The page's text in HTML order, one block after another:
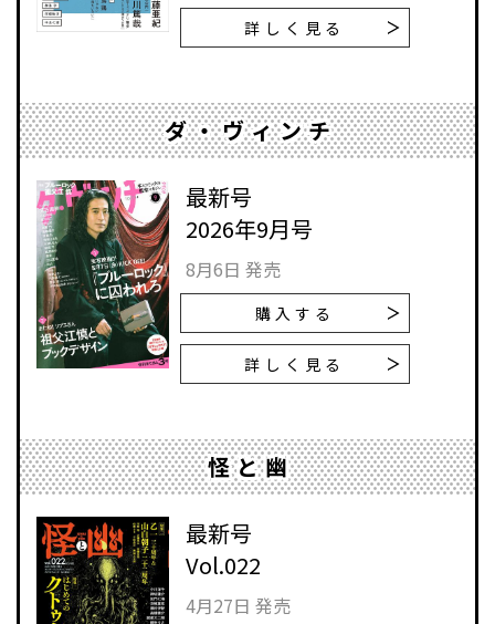
詳しく見る
ダ・ヴィンチ
最新号
2026年9月号
8月6日 発売
購入する
詳しく見る
怪と幽
最新号
Vol.022
4月27日 発売